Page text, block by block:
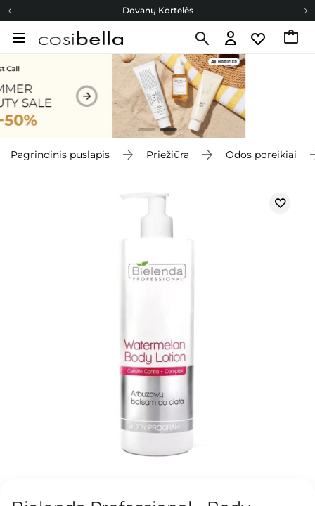
Dovanų Kortelės
Cosibella lojalumo programa
Dovanų Kortelės
Pagrindinis puslapis Priežiūra Odos poreikiai